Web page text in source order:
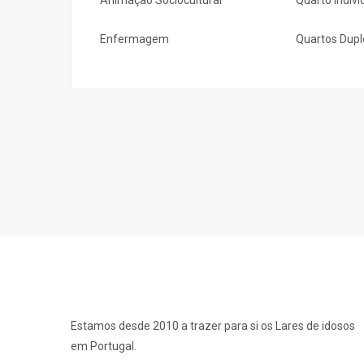
Enfermagem Quartos
Estamos desde 2010 a trazer para si os Lares de idosos
em Portugal.